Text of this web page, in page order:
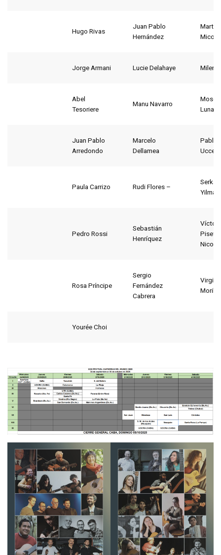
Hugo Rivas
Juan Pablo
Hernández
Martín
Micone
Jorge Armani Lucie Delahaye Milena
Abel
Tesoriere
Manu Navarro
Luna
Juan Pablo
Arredondo
Marcelo
Dellamea
Pablo
Ucceli
Paula Carrizo Rudi Flores –
Serkan
Yilmaz
Pedro Rossi
Sebastián
Henríquez
Víctor
Piseta-
Rosa Príncipe
Sergio
Fernández
Cabrera
Yourée Choi